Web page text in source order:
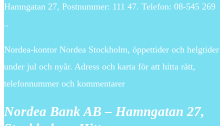
Hamngatan 27, Postnummer: 111 47. Telefon: 08-545 269
..
Nordea-kontor Nordea Stockholm, öppettider och helgtider
under jul och nyår. Adress och karta för att hitta rätt,
telefonnummer och kommentarer
Nordea Bank AB – Hamngatan 27,